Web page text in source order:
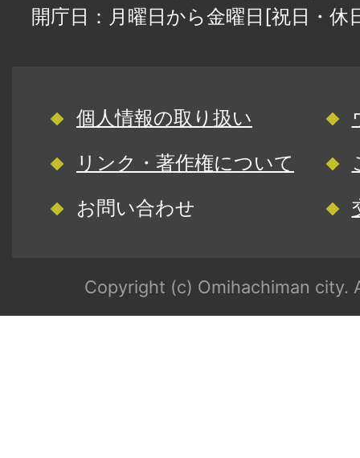
開庁日：月曜日から金曜日[祝日・
個人情報の取り扱い
リンク・著作権について
お問い合わせ
Copyright (c) Omihachiman city.